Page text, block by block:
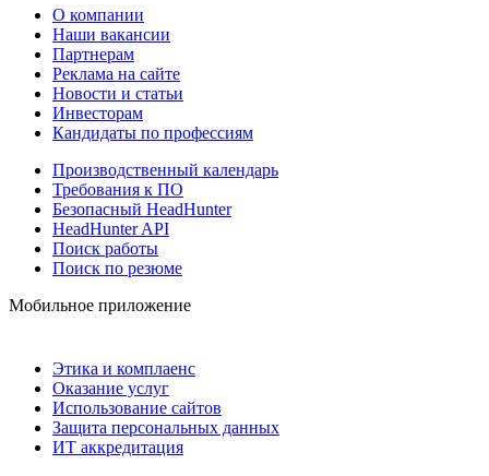
О компании
Наши вакансии
Партнерам
Реклама на сайте
Новости и статьи
Инвесторам
Кандидаты по профессиям
Производственный календарь
Требования к ПО
Безопасный HeadHunter
HeadHunter API
Поиск работы
Поиск по резюме
Мобильное приложение
Этика и комплаенс
Оказание услуг
Использование сайтов
Защита персональных данных
ИТ аккредитация